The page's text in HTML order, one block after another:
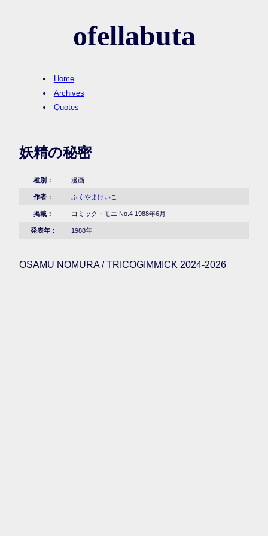
ofellabuta
Home
Archives
Quotes
妖精の秘密
種別： 漫画
作者： ふくやまけいこ
掲載： コミック・モエ No.4 1988年6月
発表年： 1988年
OSAMU NOMURA / TRICOGIMMICK 2024-2026